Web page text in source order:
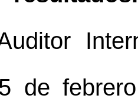
de